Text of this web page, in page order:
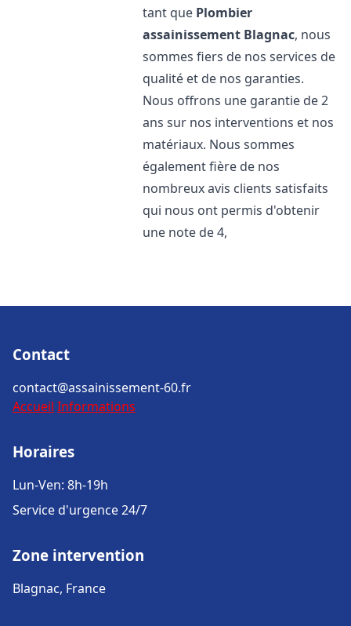
tant que Plombier
assainissement Blagnac, nous
sommes fiers de nos services de
qualité et de nos garanties.
Nous offrons une garantie de 2
ans sur nos interventions et nos
matériaux. Nous sommes
également fière de nos
nombreux avis clients satisfaits
qui nous ont permis d'obtenir
une note de 4,
Contact
contact@assainissement-60.fr
Accueil Informations
Horaires
Lun-Ven: 8h-19h
Service d'urgence 24/7
Zone intervention
Blagnac, France